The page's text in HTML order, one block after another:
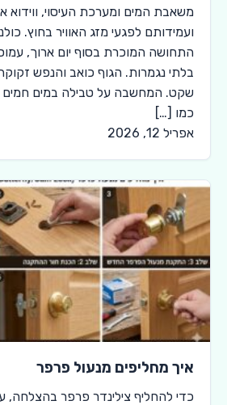
משאבת המים ומערכת העיסוי, ווידוא
ועמידותם לפגעי מזג האוויר בחוץ.
התחושה המוכרת בסוף יום ארוך,
בלתי נגמרות. הגוף כואב והנפש
שקט. המחשבה על טבילה במים חמים
כמו […]
אפריל 12, 2026
איך מחליפים מנעול פרפר
כדי להחליף צילינדר פרפר בהצלחה,